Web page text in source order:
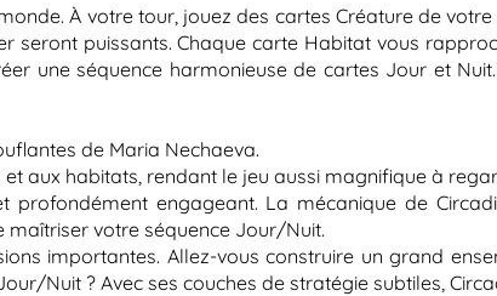
À votre tour, jouez des cartes Créature de
puissants. Chaque carte Habitat vous
une séquence harmonieuse de cartes Jour et
de Maria Nechaeva.
aux habitats, rendant le jeu aussi magnifique à
engageant. La mécanique de
votre séquence Jour/Nuit.
importantes. Allez-vous construire un grand
Nuit ? Avec ses couches de stratégie subtiles,